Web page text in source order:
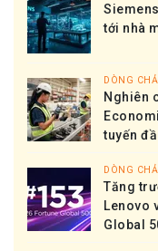
tới nhà
DÒNG
Nghiên
tuyến
DÒNG
Tăng
Lenovo
Global